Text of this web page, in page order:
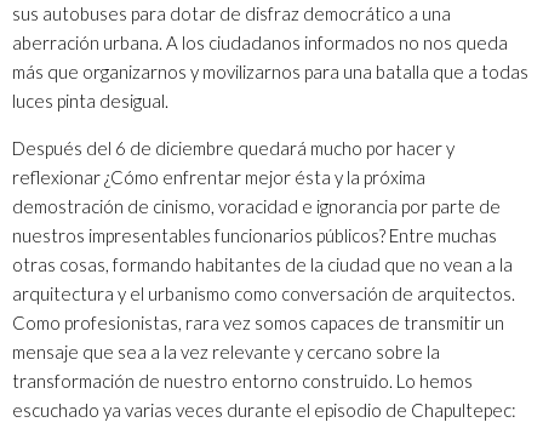
sus autobuses para dotar de disfraz democrático a una
aberración urbana. A los ciudadanos informados no nos queda
más que organizarnos y movilizarnos para una batalla que a todas
luces pinta desigual.
Después del 6 de diciembre quedará mucho por hacer y
reflexionar ¿Cómo enfrentar mejor ésta y la próxima
demostración de cinismo, voracidad e ignorancia por parte de
nuestros impresentables funcionarios públicos? Entre muchas
otras cosas, formando habitantes de la ciudad que no vean a la
arquitectura y el urbanismo como conversación de arquitectos.
Como profesionistas, rara vez somos capaces de transmitir un
mensaje que sea a la vez relevante y cercano sobre la
transformación de nuestro entorno construido. Lo hemos
escuchado ya varias veces durante el episodio de Chapultepec: